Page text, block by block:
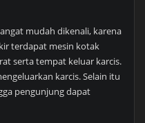
mudah dikenali, karena
terdapat mesin kotak
serta tempat keluar karcis.
karcis. Selain itu
pengunjung dapat